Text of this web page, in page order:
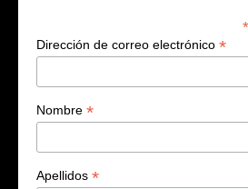
*
Dirección de correo electrónico *
Nombre *
Apellidos *